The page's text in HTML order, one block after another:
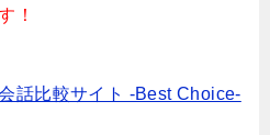
！
話比較サイト -Best Choice-